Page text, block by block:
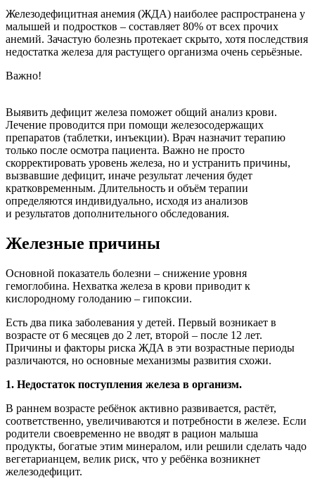
Железодефицитная анемия (ЖДА) наиболее распространена у
малышей и подростков – составляет 80% от всех прочих
анемий. Зачастую болезнь протекает скрыто, хотя последствия
недостатка железа для растущего организма очень серьёзные.
Важно!
Выявить дефицит железа поможет общий анализ крови.
Лечение проводится при помощи железосодержащих
препаратов (таблетки, инъекции). Врач назначит терапию
только после осмотра пациента. Важно не просто
скорректировать уровень железа, но и устранить причины,
вызвавшие дефицит, иначе результат лечения будет
кратковременным. Длительность и объём терапии
определяются индивидуально, исходя из анализов
и результатов дополнительного обследования.
Железные причины
Основной показатель болезни – снижение уровня
гемоглобина. Нехватка железа в крови приводит к
кислородному голоданию – гипоксии.
Есть два пика заболевания у детей. Первый возникает в
возрасте от 6 месяцев до 2 лет, второй – после 12 лет.
Причины и факторы риска ЖДА в эти возрастные периоды
различаются, но основные механизмы развития схожи.
1. Недостаток поступления железа в организм.
В раннем возрасте ребёнок активно развивается, растёт,
соответственно, увеличиваются и потребности в железе. Если
родители своевременно не вводят в рацион малыша
продукты, богатые этим минералом, или решили сделать чадо
вегетарианцем, велик риск, что у ребёнка возникнет
железодефицит.